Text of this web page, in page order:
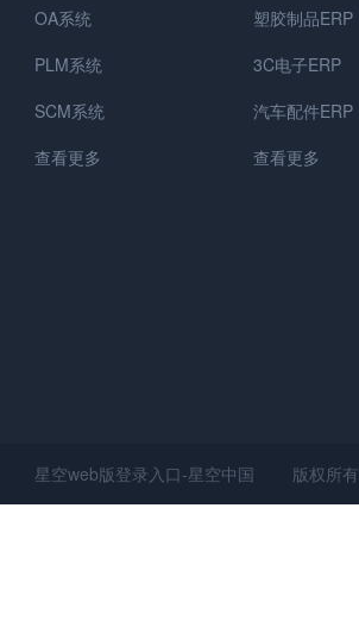
OA系统
PLM系统
SCM系统
查看更多
塑胶制品ERP
3C电子ERP
汽车配件ERP
查看更多
星空web版登录入口-星空中国 版权所有